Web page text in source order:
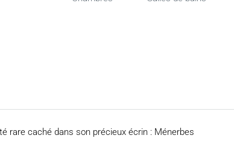
rare caché dans son précieux écrin : Ménerbes